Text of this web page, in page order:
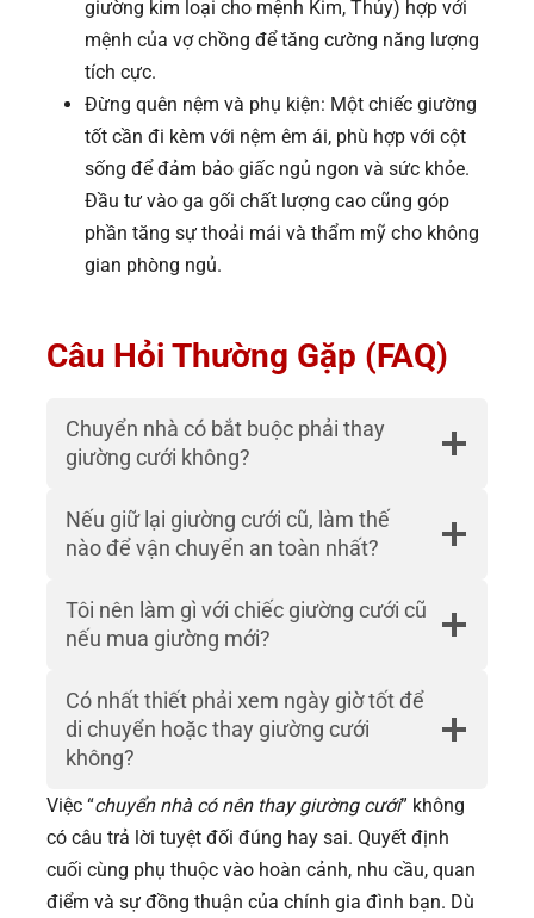
giường kim loại cho mệnh Kim, Thủy) hợp với
mệnh của vợ chồng để tăng cường năng lượng
tích cực.
Đừng quên nệm và phụ kiện: Một chiếc giường
tốt cần đi kèm với nệm êm ái, phù hợp với cột
sống để đảm bảo giấc ngủ ngon và sức khỏe.
Đầu tư vào ga gối chất lượng cao cũng góp
phần tăng sự thoải mái và thẩm mỹ cho không
gian phòng ngủ.
Câu Hỏi Thường Gặp (FAQ)
Chuyển nhà có bắt buộc phải thay
giường cưới không?
Nếu giữ lại giường cưới cũ, làm thế
nào để vận chuyển an toàn nhất?
Tôi nên làm gì với chiếc giường cưới cũ
nếu mua giường mới?
Có nhất thiết phải xem ngày giờ tốt để
di chuyển hoặc thay giường cưới
không?
Việc “chuyển nhà có nên thay giường cưới” không
có câu trả lời tuyệt đối đúng hay sai. Quyết định
cuối cùng phụ thuộc vào hoàn cảnh, nhu cầu, quan
điểm và sự đồng thuận của chính gia đình bạn. Dù